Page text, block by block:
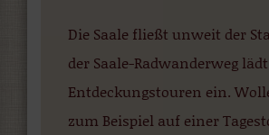
Die Saale fließt unweit der
der Saale-Radwanderweg
Entdeckungstouren ein.
zum Beispiel auf einer